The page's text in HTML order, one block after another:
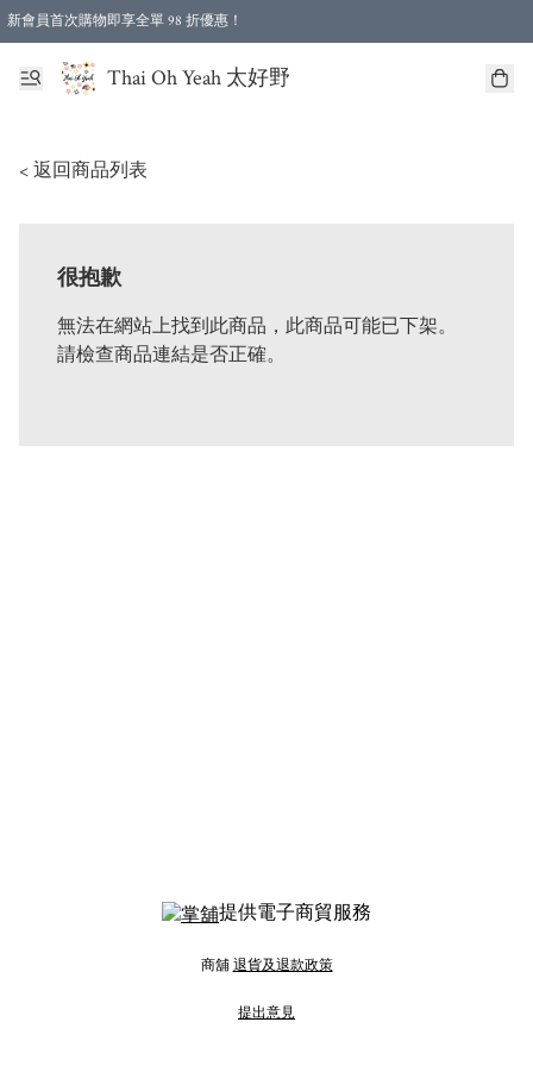
新會員首次購物即享全單 98 折優惠！
特選會員可享全單低至 96 折優惠！
Thai Oh Yeah 太好野
< 返回商品列表
很抱歉
無法在網站上找到此商品，此商品可能已下架。
請檢查商品連結是否正確。
提供電子商貿服務
商舖 退貨及退款政策
提出意見